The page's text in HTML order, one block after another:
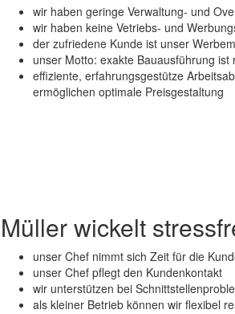
wir haben geringe Verwaltung- und
wir haben keine Vetriebs- und
der zufriedene Kunde ist unser
unser Motto: exakte Bauausführung
effiziente, erfahrungsgestütze
ermöglichen optimale Preisgestaltung
Müller wickelt
unser Chef nimmt sich Zeit für die
unser Chef pflegt den Kundenkontakt
wir unterstützen bei
als kleiner Betrieb können wir flexibel